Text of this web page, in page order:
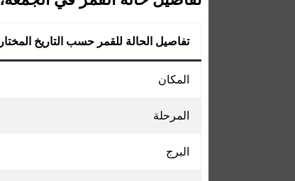
تفاصيل الحالة للقمر حسب التاريخ المختار
المكان
المرحلة
البرج